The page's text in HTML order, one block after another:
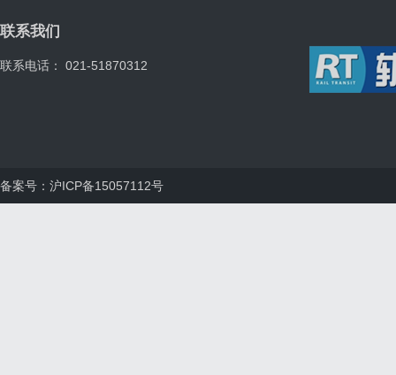
联系我们
联系电话： 021-51870312
备案号：沪ICP备15057112号